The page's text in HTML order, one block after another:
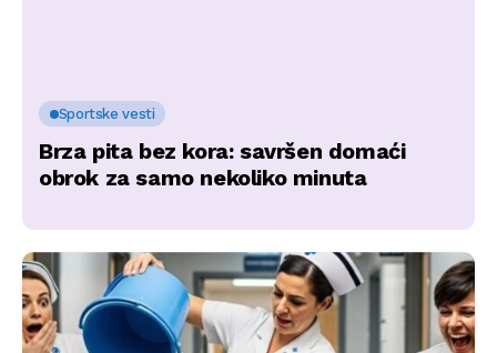
Sportske vesti
Brza pita bez kora: savršen domaći
obrok za samo nekoliko minuta